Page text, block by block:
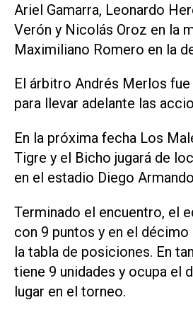
Ariel Gamarra, Leonardo
Verón y Nicolás Oroz en la
Maximiliano Romero en la
El árbitro Andrés Merlos
para llevar adelante las
En la próxima fecha Los
Tigre y el Bicho jugará de
en el estadio Diego
Terminado el encuentro, el
con 9 puntos y en el décimo
la tabla de posiciones. En
tiene 9 unidades y ocupa el
lugar en el torneo.